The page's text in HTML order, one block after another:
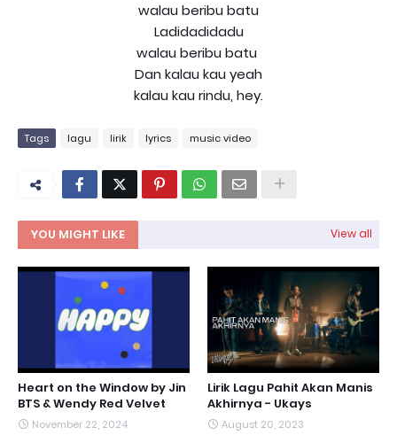
walau beribu batu
Ladidadidadu
walau beribu batu
Dan kalau kau yeah
kalau kau rindu, hey.
Tags lagu lirik lyrics music video
YOU MIGHT LIKE View all
Heart on the Window by Jin
BTS & Wendy Red Velvet
November 22, 2024
Lirik Lagu Pahit Akan Manis
Akhirnya - Ukays
August 20, 2023